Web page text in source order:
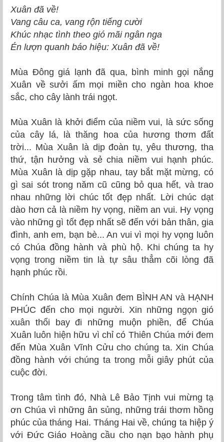
Xuân đã về!
Vang câu ca, vang rộn tiếng cười
Khúc nhạc tình theo gió mãi ngân nga
Én lượn quanh báo hiệu: Xuân đã về!
Mùa Đông giá lạnh đã qua, bình minh gọi nắng
Xuân về sưởi ấm mọi miền cho ngàn hoa khoe
sắc, cho cây lành trái ngọt.
Mùa Xuân là khởi điểm của niềm vui, là sức sống
của cây lá, là thăng hoa của hương thơm đất
trời... Mùa Xuân là dịp đoàn tụ, yêu thương, tha
thứ, tận hưởng và sẻ chia niềm vui hạnh phúc.
Mùa Xuân là dịp gặp nhau, tay bắt mặt mừng, có
gì sai sót trong năm cũ cũng bỏ qua hết, và trao
nhau những lời chúc tốt đẹp nhất. Lời chúc dạt
dào hơn cả là niềm hy vọng, niềm an vui. Hy vọng
vào những gì tốt đẹp nhất sẽ đến với bản thân, gia
đình, anh em, bạn bè... An vui vì mọi hy vọng luôn
có Chúa đồng hành và phù hộ. Khi chúng ta hy
vọng trong niềm tin là tự sâu thẳm cõi lòng đã
hạnh phúc rồi.
Chính Chúa là Mùa Xuân đem BÌNH AN và HẠNH
PHÚC đến cho mọi người. Xin những ngọn gió
xuân thổi bay đi những muộn phiền, để Chúa
Xuân luôn hiện hữu vì chỉ có Thiên Chúa mới đem
đến Mùa Xuân Vĩnh Cửu cho chúng ta. Xin Chúa
đồng hành với chúng ta trong mỗi giây phút của
cuộc đời.
Trong tâm tình đó, Nhà Lê Bảo Tịnh vui mừng tạ
ơn Chúa vì những ân sủng, những trái thơm hồng
phúc của tháng Hai. Tháng Hai về, chúng ta hiệp ý
với Đức Giáo Hoàngcầu cho nạn bạo hành phụ